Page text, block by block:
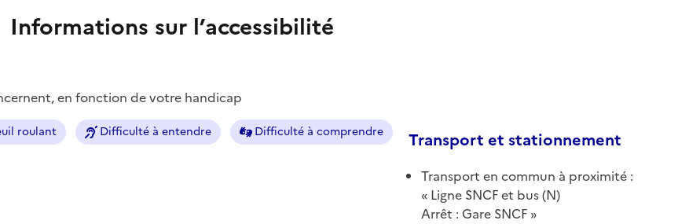
Informations sur l’accessibilité
en fonction de votre handicap
roulant Difficulté à entendre Difficulté à comprendre Transport et stationnement
Transport en commun à proximité :
Ligne SNCF et bus (N)
Arrêt : Gare SNCF